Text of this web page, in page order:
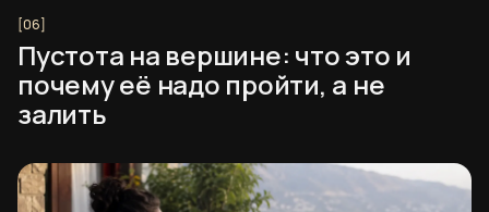
Пустота на вершине: что это и
почему её надо пройти, а не
залить